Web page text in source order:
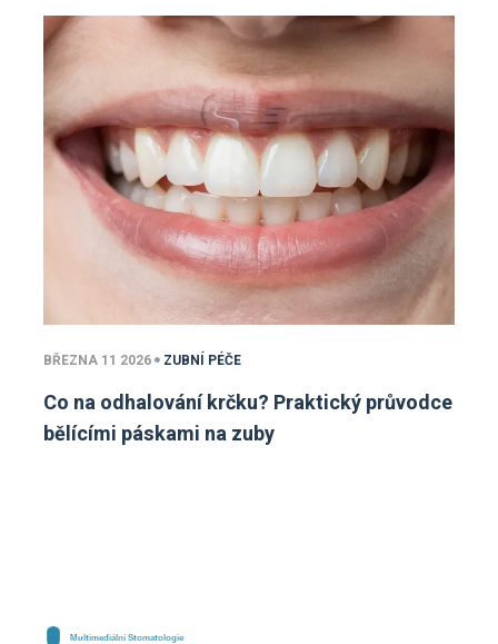
BŘEZNA 11 2026 ZUBNÍ PÉČE
Co na odhalování krčku? Praktický průvodce
bělícími páskami na zuby